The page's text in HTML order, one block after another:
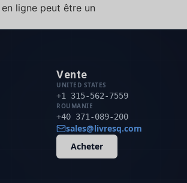
ligne peut être un
Vente
UNITED STATES
+1 315-562-7559
ROUMANIE
+40 371-089-200
sales@livresq.com
Acheter